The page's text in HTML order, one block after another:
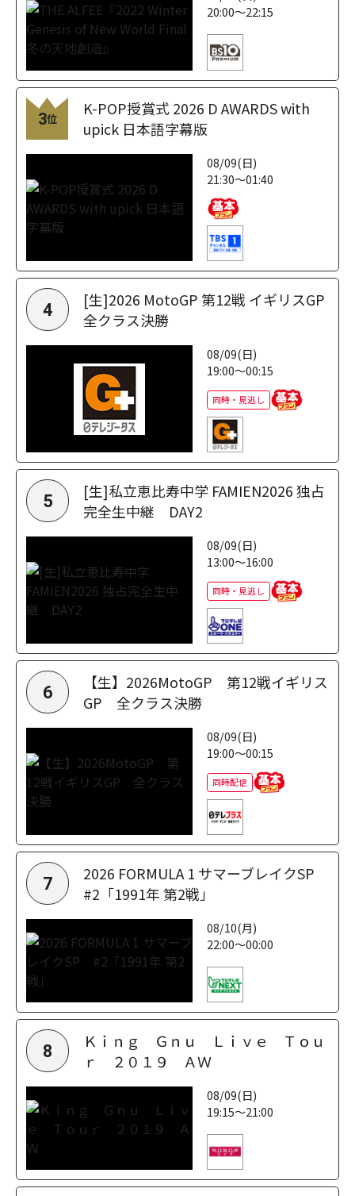
20:00～22:15
3位
K-POP授賞式 2026 D AWARDS with
upick 日本語字幕版
08/09(日)
21:30～01:40
4
[生]2026 MotoGP 第12戦 イギリスGP
全クラス決勝
08/09(日)
19:00～00:15
同時・見逃し
5
[生]私立恵比寿中学 FAMIEN2026 独占
完全生中継 DAY2
08/09(日)
13:00～16:00
同時・見逃し
6
【生】2026MotoGP 第12戦イギリス
GP 全クラス決勝
08/09(日)
19:00～00:15
同時配信
7
2026 FORMULA 1 サマーブレイクSP
#2「1991年 第2戦」
08/10(月)
22:00～00:00
8
Ｋｉｎｇ Ｇｎｕ Ｌｉｖｅ Ｔｏｕ
ｒ ２０１９ ＡＷ
08/09(日)
19:15～21:00